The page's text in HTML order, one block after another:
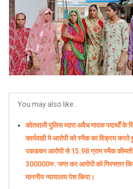
You may also like...
कोतवाली पुलिस व्दारा अवैध मादक पदार्थों के
कार्यवाही मे आरोपी को स्मैक का विक्रय करते
पकडकर आरोपी से 15.98 ग्राम स्मैक कीमती
300000रु. जप्त कर आरोपी को गिरफ्तार
माननीय न्यायालय पेश किया।